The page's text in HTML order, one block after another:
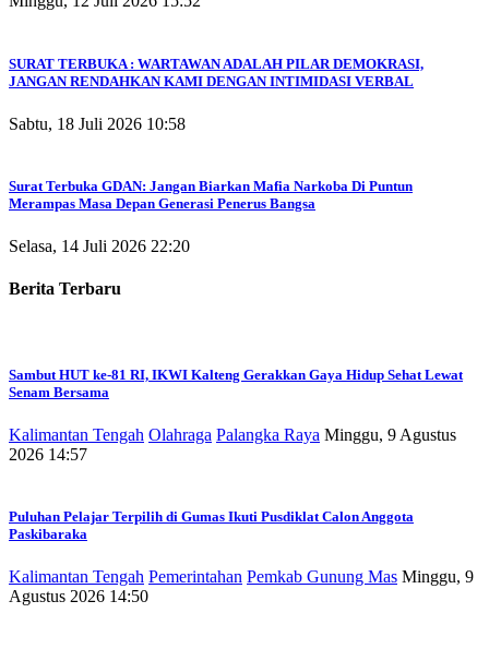
SURAT TERBUKA : WARTAWAN ADALAH PILAR DEMOKRASI,
JANGAN RENDAHKAN KAMI DENGAN INTIMIDASI VERBAL
Sabtu, 18 Juli 2026 10:58
Surat Terbuka GDAN: Jangan Biarkan Mafia Narkoba Di Puntun
Merampas Masa Depan Generasi Penerus Bangsa
Selasa, 14 Juli 2026 22:20
Berita Terbaru
Sambut HUT ke-81 RI, IKWI Kalteng Gerakkan Gaya Hidup Sehat Lewat
Senam Bersama
Kalimantan Tengah Olahraga Palangka Raya Minggu, 9 Agustus
2026 14:57
Puluhan Pelajar Terpilih di Gumas Ikuti Pusdiklat Calon Anggota
Paskibaraka
Kalimantan Tengah Pemerintahan Pemkab Gunung Mas Minggu, 9
Agustus 2026 14:50